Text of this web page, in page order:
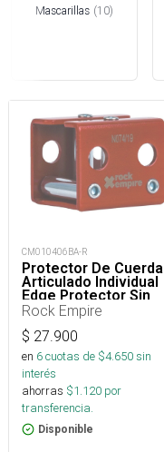
Mascarillas (10)
CM010406BA-R
Protector De Cuerda
Articulado Individual
Edge Protector Sin
Maillon
Rock Empire
$ 27.900
en 6cuotas de $4.650sin
interés
ahorras $1.120 por
transferencia.
Disponible